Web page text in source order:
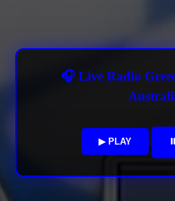
🎧 Live Radio
▶ PLAY